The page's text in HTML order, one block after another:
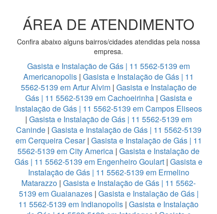
ÁREA DE ATENDIMENTO
Confira abaixo alguns bairros/cidades atendidas pela nossa
empresa.
Gasista e Instalação de Gás | 11 5562-5139 em
Americanopolis | Gasista e Instalação de Gás | 11
5562-5139 em Artur Alvim | Gasista e Instalação de
Gás | 11 5562-5139 em Cachoeirinha| Gasista e
Instalação de Gás | 11 5562-5139 em Campos Eliseos
| Gasista e Instalação de Gás | 11 5562-5139 em
Caninde| Gasista e Instalação de Gás | 11 5562-5139
em Cerqueira Cesar| Gasista e Instalação de Gás | 11
5562-5139 em City America | Gasista e Instalação de
Gás | 11 5562-5139 em Engenheiro Goulart | Gasista e
Instalação de Gás | 11 5562-5139 em Ermelino
Matarazzo | Gasista e Instalação de Gás | 11 5562-
5139 em Guaianazes| Gasista e Instalação de Gás |
11 5562-5139 em Indianopolis | Gasista e Instalação